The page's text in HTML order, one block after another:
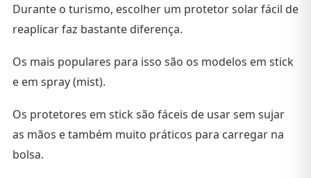
Durante o turismo, escolher um protetor solar fácil de
reaplicar faz bastante diferença.
Os mais populares para isso são os modelos em stick
e em spray (mist).
Os protetores em stick são fáceis de usar sem sujar
as mãos e também muito práticos para carregar na
bolsa.